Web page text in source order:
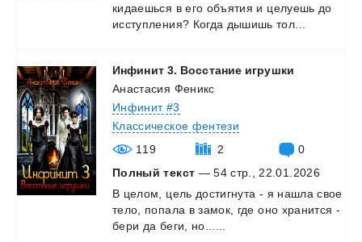
кидаешься в его объятия и целуешь до
исступления? Когда дышишь тол...
Инфинит 3. Восстание игрушки
Анастасия Феникс
Инфинит #3
Классическое фентези
119
2
0
Полный текст — 54 стр., 22.01.2026
В целом, цель достигнута - я нашла свое
тело,
попала в замок, где оно хранится -
бери да беги, но......